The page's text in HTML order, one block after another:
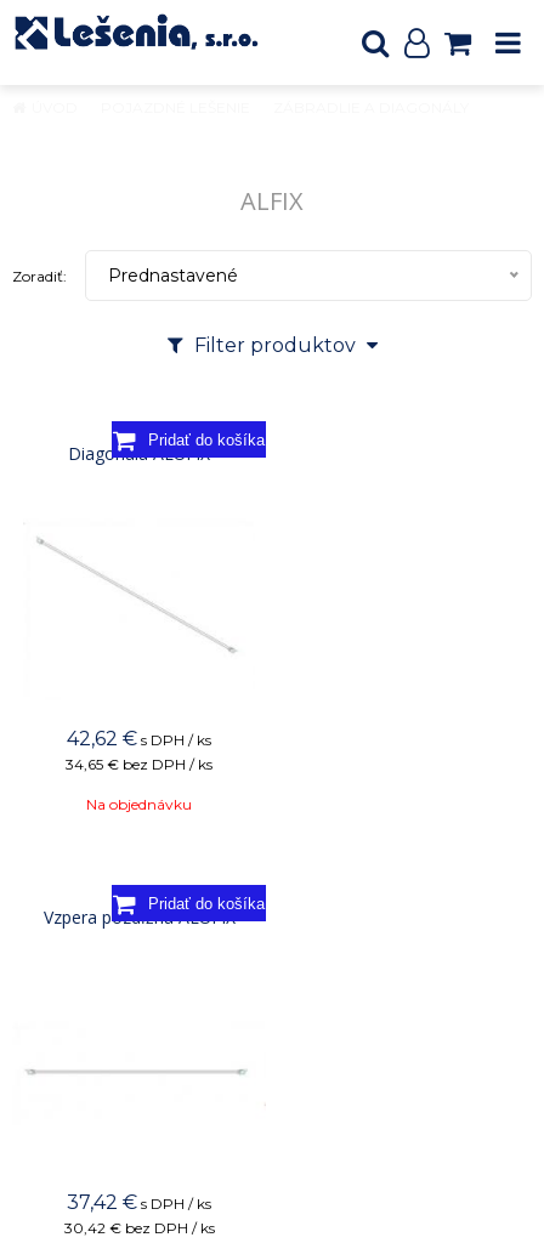
ALFIX
Filter produktov
Zoradiť: Prednastavené
Diagonála ALUFIX
42,62 € s DPH / ks
34,65 € bez DPH / ks
Na objednávku
Vzpera pozdĺžna ALUFIX
37,42 € s DPH / ks
30,42 € bez DPH / ks